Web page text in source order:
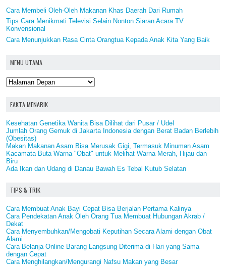
Cara Membeli Oleh-Oleh Makanan Khas Daerah Dari Rumah
Tips Cara Menikmati Televisi Selain Nonton Siaran Acara TV
Konvensional
Cara Menunjukkan Rasa Cinta Orangtua Kepada Anak Kita Yang Baik
MENU UTAMA
FAKTA MENARIK
Kesehatan Genetika Wanita Bisa Dilihat dari Pusar / Udel
Jumlah Orang Gemuk di Jakarta Indonesia dengan Berat Badan Berlebih
(Obesitas)
Makan Makanan Asam Bisa Merusak Gigi, Termasuk Minuman Asam
Kacamata Buta Warna "Obat" untuk Melihat Warna Merah, Hijau dan
Biru
Ada Ikan dan Udang di Danau Bawah Es Tebal Kutub Selatan
TIPS & TRIK
Cara Membuat Anak Bayi Cepat Bisa Berjalan Pertama Kalinya
Cara Pendekatan Anak Oleh Orang Tua Membuat Hubungan Akrab /
Dekat
Cara Menyembuhkan/Mengobati Keputihan Secara Alami dengan Obat
Alami
Cara Belanja Online Barang Langsung Diterima di Hari yang Sama
dengan Cepat
Cara Menghilangkan/Mengurangi Nafsu Makan yang Besar